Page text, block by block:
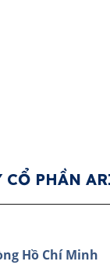
CỔ PHẦN
Hồ Chí Minh